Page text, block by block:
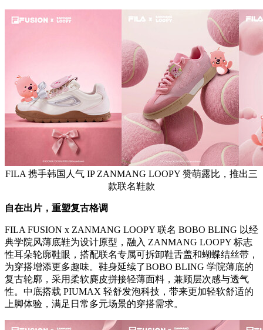
FILA 携手韩国人气 IP ZANMANG LOOPY 赞萌露比，推出三
款联名鞋款
自在出片，重塑复古格调
FILA FUSION x ZANMANG LOOPY 联名 BOBO BLING 以经
典学院风薄底鞋为设计原型，融入 ZANMANG LOOPY 标志
性耳朵轮廓鞋眼，搭配联名专属可拆卸鞋舌盖和蝴蝶结丝带，
为穿搭增添更多趣味。鞋身延续了BOBO BLING 学院薄底的
复古轮廓，采用柔软麂皮拼接轻薄面料，兼顾层次感与透气
性。中底搭载 PIUMAX 轻舒发泡科技，带来更加轻软舒适的
上脚体验，满足日常多元场景的穿搭需求。